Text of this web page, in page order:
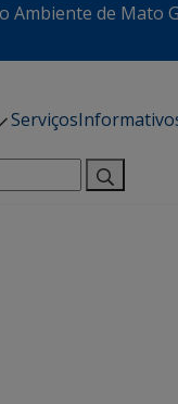
Ambiente de Mato
Serviços